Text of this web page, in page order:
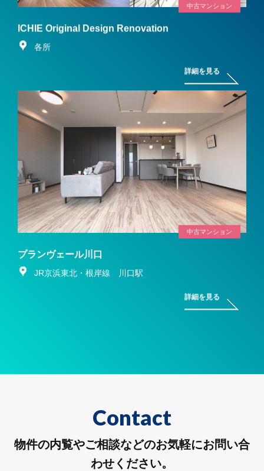
中古マンション
ICHIE Original Design Renovation
各所
詳細を見る
中古マンション
プランヴェール川口
JR京浜東北・根岸線 川口駅
詳細を見る
Contact
物件の内覧やご相談などのお気軽にお問い合
わせください。